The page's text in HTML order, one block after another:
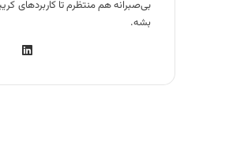
بی‌صبرانه هم منتظرم تا کاربردهای
بشه.